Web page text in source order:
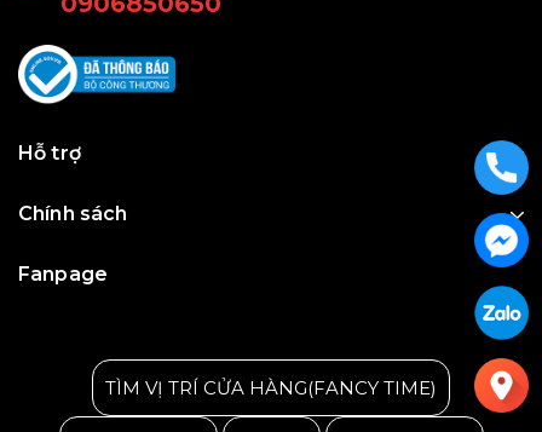
Hỗ trợ
Chính sách
Fanpage
TÌM VỊ TRÍ CỬA HÀNG(FANCY TIME)